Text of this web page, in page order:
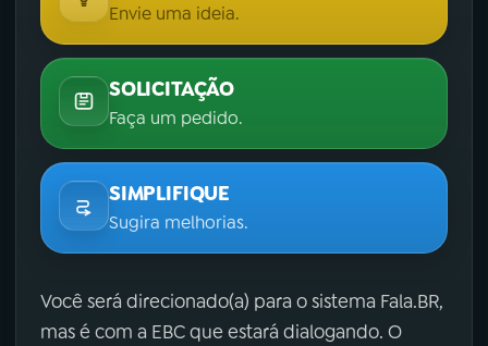
Envie uma ideia.
SOLICITAÇÃO
Faça um pedido.
SIMPLIFIQUE
Sugira melhorias.
Você será direcionado(a) para o sistema Fala.BR,
mas é com a EBC que estará dialogando. O